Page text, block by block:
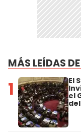
MÁS LEÍDAS
1 El
el